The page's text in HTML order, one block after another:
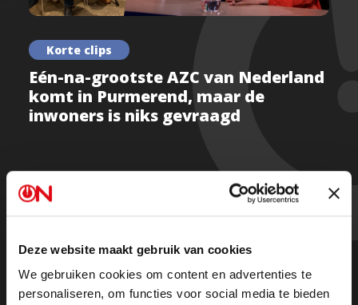
Deze website maakt gebruik van cookies
We gebruiken cookies om content en advertenties te
personaliseren, om functies voor social media te bieden
Korte clips
Eén-na-grootste AZC van Nederland
komt in Purmerend, maar de
inwoners is niks gevraagd
Vanwege de extra zendtijd is Ongehoord Nieuws in
twee delen terug te kijken:
Deel 1